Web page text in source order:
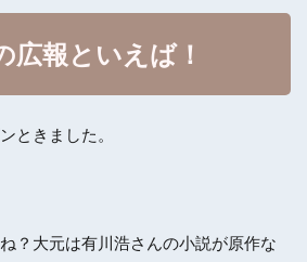
広報といえば！
ときました。
？大元は有川浩さんの小説が原作な